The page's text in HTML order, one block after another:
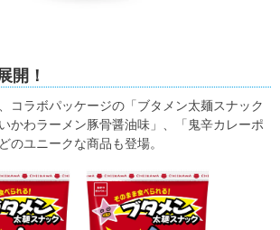
開！
コラボパッケージの「ブタメン太麺スナック
かわラーメン豚骨醤油味」、「鬼辛カレーポ
のユニークな商品も登場。